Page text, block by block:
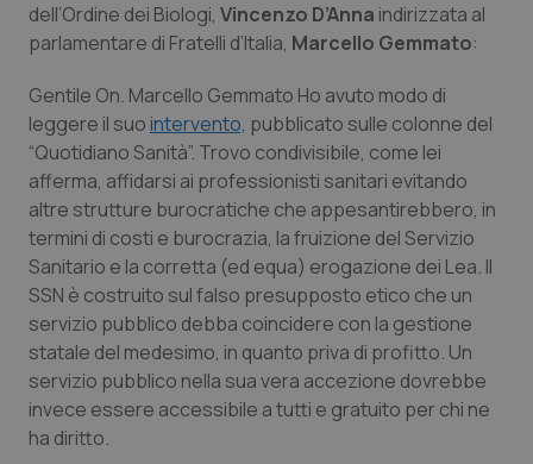
Campania
Friuli Venezia Giulia
Lazio
Liguria
Lombardia
Marche
Molise
Car-T
Dermatite Atopica
Diabete & glucometri
Disturbi dell’umore
Dolore
Donna & Salute
Epatiti
dell’Ordine dei Biologi, Vincenzo D’Anna indirizzata al
parlamentare di Fratelli d’Italia, Marcello Gemmato:
Gentile On. Marcello Gemmato Ho avuto modo di
leggere il suointervento, pubblicato sulle colonne del
“Quotidiano Sanità”. Trovo condivisibile, come lei
afferma, affidarsi ai professionisti sanitari evitando
altre strutture burocratiche che appesantirebbero, in
termini di costi e burocrazia, la fruizione del Servizio
Sanitario e la corretta (ed equa) erogazione dei Lea. Il
SSN è costruito sul falso presupposto etico che un
servizio pubblico debba coincidere con la gestione
statale del medesimo, in quanto priva di profitto. Un
servizio pubblico nella sua vera accezione dovrebbe
invece essere accessibile a tutti e gratuito per chi ne
ha diritto.